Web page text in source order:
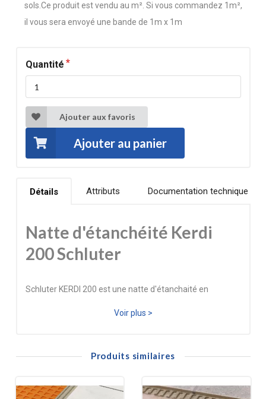
sols.Ce produit est vendu au m². Si vous commandez 1m²,
il vous sera envoyé une bande de 1m x 1m
Quantité
Ajouter aux favoris
Ajouter au panier
Détails Attributs Documentation technique
Natte d'étanchéité Kerdi
200 Schluter
Schluter KERDI 200 est une natte d'étanchaité en
découper rapîdement la natte aux dimensions
s'utilise sous les revêtements carrelés, au sol ou au mur.
Voir plus >
Produits similaires